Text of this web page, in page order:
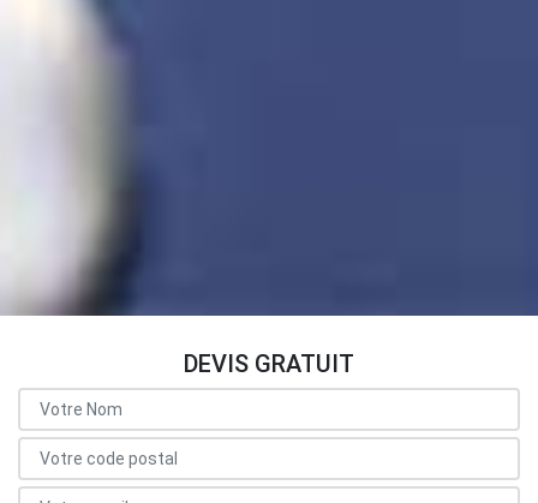
DEVIS GRATUIT